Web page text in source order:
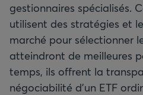
gestionnaires spécialisés.
utilisent des stratégies et
marché pour sélectionner
atteindront de meilleures
temps, ils offrent la
négociabilité d’un ETF